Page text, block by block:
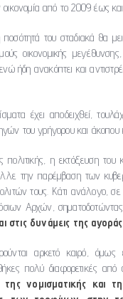
οικονομία από το 2009 έως
του σταδιακά θα
οικονομικής
ήδη ανακόπτει και
έχει αποδειχθεί,
του γρήγορου και άκοπου
η εκτόξευση του
την παρέμβαση των
τους. Κάτι ανάλογο,
Αρχών,
δυνάμεις της αγοράς
αρκετό καιρό,
πολύ διαφορετικές
νομισματικής και